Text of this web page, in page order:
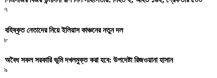
৭
বহিষ্কৃত নেতাদের নিয়ে ইলিয়াস কাঞ্চনের নতুন দল
৮
অবৈধ সকল সরকারি ভূমি দখলমুক্ত করা হবে: উপদেষ্টা রিজওয়ানা হাসান
৯